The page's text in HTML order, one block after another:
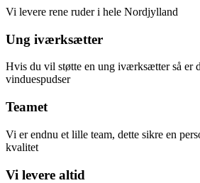
Vi levere rene ruder i hele Nordjylland
Ung iværksætter
Hvis du vil støtte en ung iværksætter så er
vinduespudser
Teamet
Vi er endnu et lille team, dette sikre en
kvalitet
Vi levere altid